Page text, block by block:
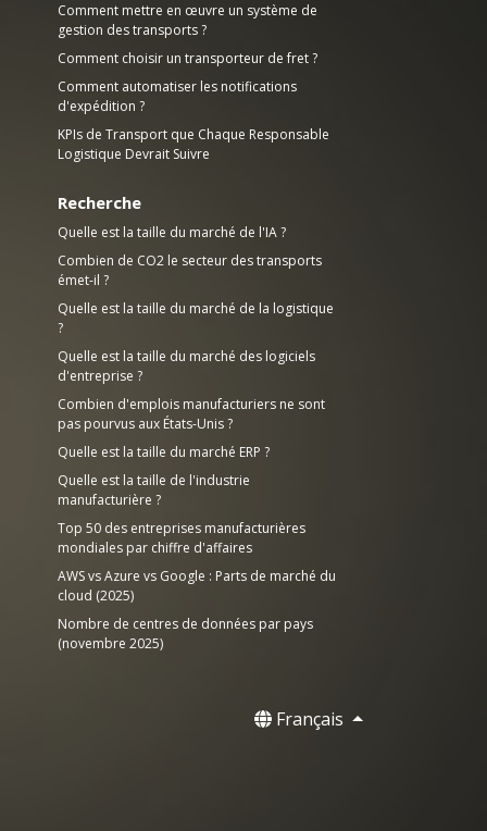
Comment mettre en œuvre un système de
gestion des transports ?
Comment choisir un transporteur de fret ?
Comment automatiser les notifications
d'expédition ?
KPIs de Transport que Chaque Responsable
Logistique Devrait Suivre
Recherche
Quelle est la taille du marché de l'IA ?
Combien de CO2 le secteur des transports
émet-il ?
Quelle est la taille du marché de la logistique
?
Quelle est la taille du marché des logiciels
d'entreprise ?
Combien d'emplois manufacturiers ne sont
pas pourvus aux États-Unis ?
Quelle est la taille du marché ERP ?
Quelle est la taille de l'industrie
manufacturière ?
Top 50 des entreprises manufacturières
mondiales par chiffre d'affaires
AWS vs Azure vs Google : Parts de marché du
cloud (2025)
Nombre de centres de données par pays
(novembre 2025)
Français